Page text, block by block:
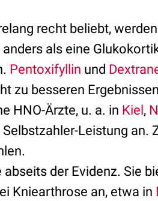
recht beliebt, werden
anders als eine
Pentoxifyllin und
zu besseren
HNO-Ärzte, u. a. in Kiel,
Leistung an.
der Evidenz. Sie
Kniearthrose an, etwa in